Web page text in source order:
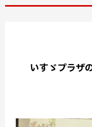
いすゞプラザ